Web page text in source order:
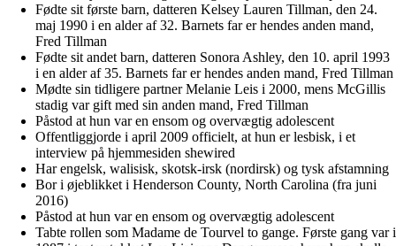
Fødte sit første barn, datteren Kelsey Lauren Tillman, den 24.
maj 1990 i en alder af 32. Barnets far er hendes anden mand,
Fred Tillman
Fødte sit andet barn, datteren Sonora Ashley, den 10. april 1993
i en alder af 35. Barnets far er hendes anden mand, Fred Tillman
Mødte sin tidligere partner Melanie Leis i 2000, mens McGillis
stadig var gift med sin anden mand, Fred Tillman
Påstod at hun var en ensom og overvægtig adolescent
Offentliggjorde i april 2009 officielt, at hun er lesbisk, i et
interview på hjemmesiden shewired
Har engelsk, walisisk, skotsk-irsk (nordirsk) og tysk afstamning
Bor i øjeblikket i Henderson County, North Carolina (fra juni
2016)
Påstod at hun var en ensom og overvægtig adolescent
Tabte rollen som Madame de Tourvel to gange. Første gang var i